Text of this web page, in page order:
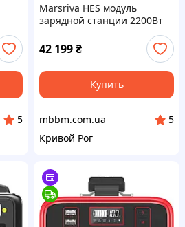
5
Marsriva HES модуль
зарядной станции 2200Вт
1037Вт/ч, AC,Cigar Lighter
120Вт,MPT,PD100Вт, LiFePO4
(H1060_MARSRIVA)
42 199₴
Купить
mbbm.com.ua
5
Кривой Рог